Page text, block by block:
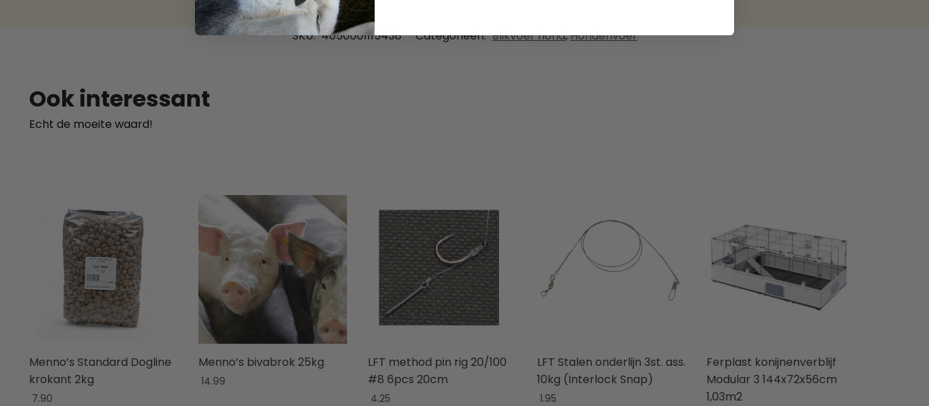
SKU: 4050001115438 Categorieën: Blikvoer hond,Hondenvoer
Ook interessant
Echt de moeite waard!
Menno’s Standard Dogline
krokant 2kg
7.90
Menno’s bivabrok 25kg
14.99
LFT method pin rig 20/100
#8 6pcs 20cm
4.25
LFT Stalen onderlijn 3st. ass.
10kg (Interlock Snap)
1.95
Ferplast konijnenverblijf
Modular 3 144x72x56cm
1,03m2